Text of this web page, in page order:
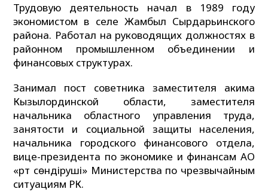
Трудовую деятельность начал в 1989 году
экономистом в селе Жамбыл Сырдарьинского
района. Работал на руководящих должностях в
районном промышленном объединении и
финансовых структурах.
Занимал пост советника заместителя акима
Кызылординской области, заместителя
начальника областного управления труда,
занятости и социальной защиты населения,
начальника городского финансового отдела,
вице-президента по экономике и финансам АО
«Өрт сөндіруші» Министерства по чрезвычайным
ситуациям РК.